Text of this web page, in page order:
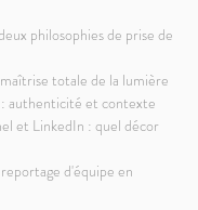
philosophies de prise de
totale de la lumière
authenticité et contexte
et LinkedIn : quel décor
d'équipe en